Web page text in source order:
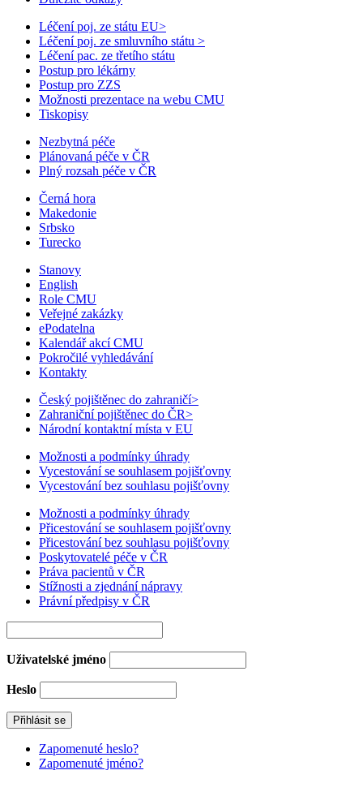
Léčení poj. ze státu EU>
Léčení poj. ze smluvního státu >
Léčení pac. ze třetího státu
Postup pro lékárny
Postup pro ZZS
Možnosti prezentace na webu CMU
Tiskopisy
Nezbytná péče
Plánovaná péče v ČR
Plný rozsah péče v ČR
Černá hora
Makedonie
Srbsko
Turecko
Stanovy
English
Role CMU
Veřejné zakázky
ePodatelna
Kalendář akcí CMU
Pokročilé vyhledávání
Kontakty
Český pojištěnec do zahraničí>
Zahraniční pojištěnec do ČR>
Národní kontaktní místa v EU
Možnosti a podmínky úhrady
Vycestování se souhlasem pojišťovny
Vycestování bez souhlasu pojišťovny
Možnosti a podmínky úhrady
Přicestování se souhlasem pojišťovny
Přicestování bez souhlasu pojišťovny
Poskytovatelé péče v ČR
Práva pacientů v ČR
Stížnosti a zjednání nápravy
Právní předpisy v ČR
Uživatelské jméno
Heslo
Zapomenuté heslo?
Zapomenuté jméno?